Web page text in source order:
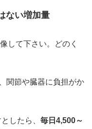
ない増加量
して下さい。どのく
関節や臓器に負担がか
したら、 毎日4,500～